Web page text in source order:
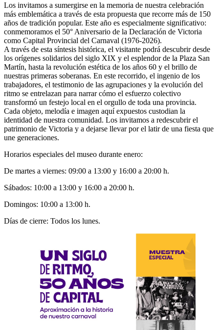
Los invitamos a sumergirse en la memoria de nuestra celebración
más emblemática a través de esta propuesta que recorre más de 150
años de tradición popular. Este año es especialmente significativo:
conmemoramos el 50° Aniversario de la Declaración de Victoria
como Capital Provincial del Carnaval (1976-2026).
A través de esta síntesis histórica, el visitante podrá descubrir desde
los orígenes solidarios del siglo XIX y el esplendor de la Plaza San
Martín, hasta la revolución estética de los años 60 y el brillo de
nuestras primeras soberanas. En este recorrido, el ingenio de los
trabajadores, el testimonio de las agrupaciones y la evolución del
ritmo se entrelazan para narrar cómo el esfuerzo colectivo
transformó un festejo local en el orgullo de toda una provincia.
Cada objeto, melodía e imagen aquí expuestos custodian la
identidad de nuestra comunidad. Los invitamos a redescubrir el
patrimonio de Victoria y a dejarse llevar por el latir de una fiesta que
une generaciones.
Horarios especiales del museo durante enero:
De martes a viernes: 09:00 a 13:00 y 16:00 a 20:00 h.
Sábados: 10:00 a 13:00 y 16:00 a 20:00 h.
Domingos: 10:00 a 13:00 h.
Días de cierre: Todos los lunes.